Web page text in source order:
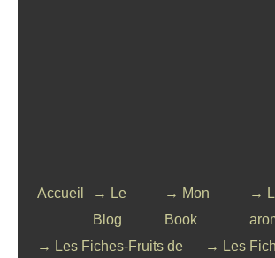
Accueil
→ Le
Blog
→ Mon
Book
→
→ Les Fiches-Fruits de
→ Les